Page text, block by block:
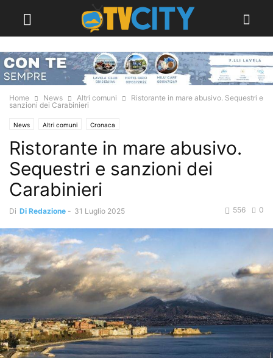
Home News Altri comuni
Ristorante in mare abusivo. Sequestri e
sanzioni dei Carabinieri
News Altri comuni Cronaca
Ristorante in mare abusivo.
Sequestri e sanzioni dei
Carabinieri
Di Di Redazione - 31 Luglio 2025 0
556